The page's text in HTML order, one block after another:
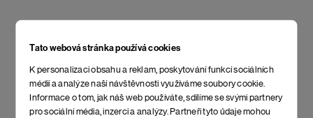
Tato webová stránka používá cookies
K personalizaci obsahu a reklam, poskytování funkcí sociálních
médií a analýze naší návštěvnosti využíváme soubory cookie.
Informace o tom, jak náš web používáte, sdílíme se svými partnery
pro sociální média, inzerci a analýzy. Partneři tyto údaje mohou